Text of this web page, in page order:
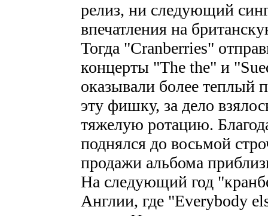
релиз, ни следующий
впечатления на
Тогда "Cranberries"
концерты "The the" и
оказывали более теплый
эту фишку, за дело
тяжелую ротацию.
поднялся до восьмой
продажи альбома
На следующий год
Англии, где "Everybody